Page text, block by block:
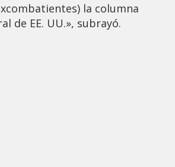
la columna
de EE. UU.», subrayó.